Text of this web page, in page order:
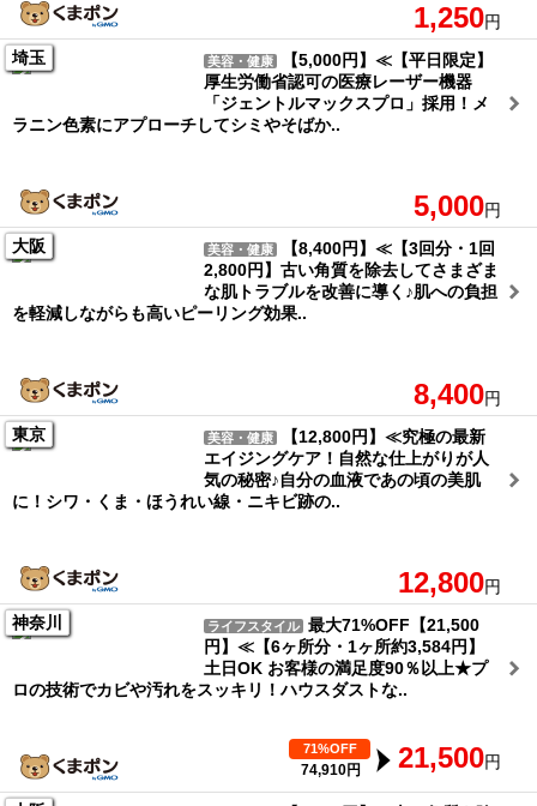
1,250円
埼玉
美容・健康
【5,000円】≪【平日限定】
厚生労働省認可の医療レーザー機器
「ジェントルマックスプロ」採用！メ
ラニン色素にアプローチしてシミやそばか..
5,000円
大阪
美容・健康
【8,400円】≪【3回分・1回
2,800円】古い角質を除去してさまざま
な肌トラブルを改善に導く♪肌への負担
を軽減しながらも高いピーリング効果..
8,400円
東京
美容・健康
【12,800円】≪究極の最新
エイジングケア！自然な仕上がりが人
気の秘密♪自分の血液であの頃の美肌
に！シワ・くま・ほうれい線・ニキビ跡の..
12,800円
神奈川
ライフスタイル 最大71%OFF【21,500
円】≪【6ヶ所分・1ヶ所約3,584円】
土日OK お客様の満足度90％以上★プ
ロの技術でカビや汚れをスッキリ！ハウスダストな..
71%OFF
74,910円 21,500円